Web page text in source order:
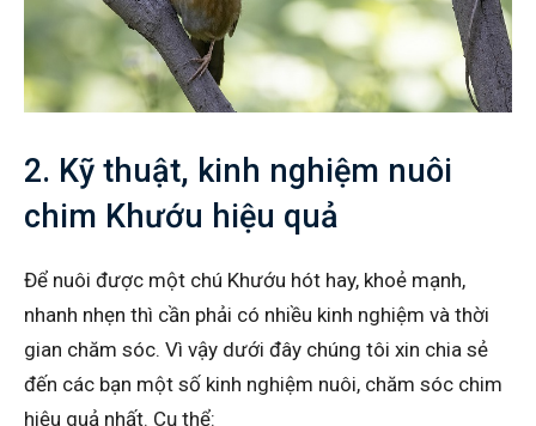
2. Kỹ thuật, kinh nghiệm nuôi
chim Khướu hiệu quả
Để nuôi được một chú Khướu hót hay, khoẻ mạnh,
nhanh nhẹn thì cần phải có nhiều kinh nghiệm và thời
gian chăm sóc. Vì vậy dưới đây chúng tôi xin chia sẻ
đến các bạn một số kinh nghiệm nuôi, chăm sóc chim
hiệu quả nhất. Cụ thể: